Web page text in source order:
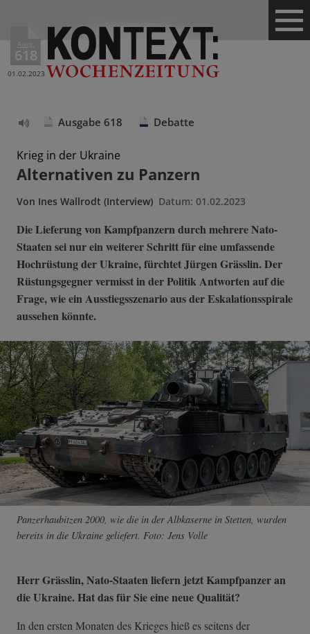
Ausg.
618
01.02.2023
vorlesen
Ausgabe 618 Debatte
Krieg in der Ukraine
Alternativen zu Panzern
Von Ines Wallrodt (Interview) Datum: 01.02.2023
Die Lieferung von Kampfpanzern durch mehrere Nato-
Staaten sei nur ein weiterer Schritt für eine umfassende
Hochrüstung der Ukraine, fürchtet Jürgen Grässlin. Der
Rüstungsgegner vermisst in der Politik Antworten auf die
Frage, wie ein Ausstiegsszenario aus der Eskalationsspirale
aussehen könnte.
Panzerhaubitzen 2000, wie die in der Albkaserne in Stetten, wurden
bereits in die Ukraine geliefert. Foto: Jens Volle
Herr Grässlin, Nato-Staaten liefern jetzt Kampfpanzer an
die Ukraine. Hat das für Sie eine neue Qualität?
In den ersten Monaten des Krieges hieß es seitens der